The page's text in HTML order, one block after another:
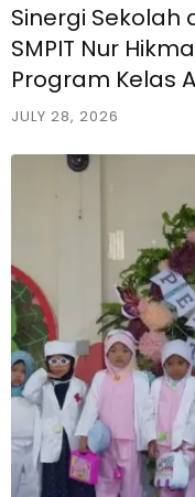
Sinergi Sekolah
SMPIT Nur
Program Kelas
JULY 28, 2026